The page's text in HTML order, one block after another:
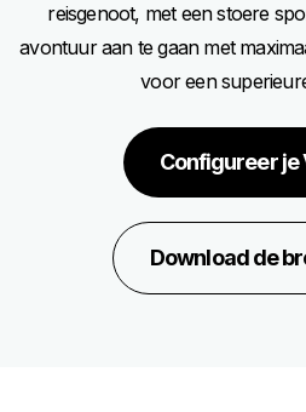
reisgenoot, met een stoere
avontuur aan te gaan met
voor een
Configureer je
Download de